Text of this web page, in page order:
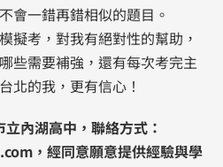
會一錯再錯相似的題目。
擬考，對我有絕對性的幫助，
些需要補強，還有每次考完主
北的我，更有信心！
內湖高中，聯絡方式：
，經同意願意提供經驗與學